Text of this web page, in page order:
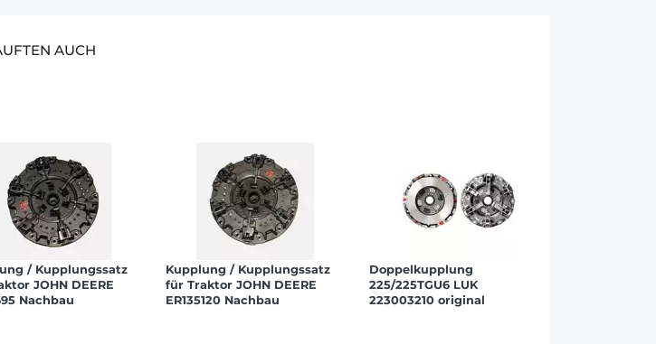
AUCH
/ Kupplungssatz
JOHN DEERE
Nachbau
Kupplung / Kupplungssatz
für Traktor JOHN DEERE
ER135120 Nachbau
Doppelkupplung
225/225TGU6 LUK
223003210 original